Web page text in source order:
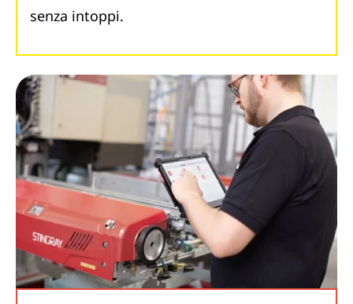
senza intoppi.